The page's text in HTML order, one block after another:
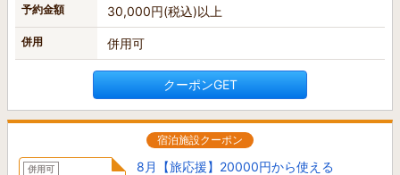
予約金額 30,000円(税込)以上
併用 併用可
クーポンGET
宿泊施設クーポン
併用可
8月【旅応援】20000円から使える